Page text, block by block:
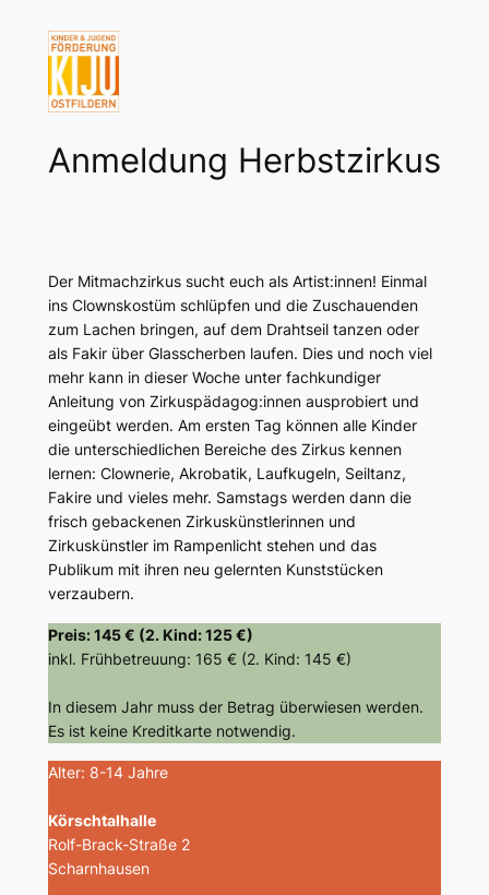
Inhalt
springen
Anmeldung Herbstzirkus
Der Mitmachzirkus sucht euch als Artist:innen! Einmal
ins Clownskostüm schlüpfen und die Zuschauenden
zum Lachen bringen, auf dem Drahtseil tanzen oder
als Fakir über Glasscherben laufen. Dies und noch viel
mehr kann in dieser Woche unter fachkundiger
Anleitung von Zirkuspädagog:innen ausprobiert und
eingeübt werden. Am ersten Tag können alle Kinder
die unterschiedlichen Bereiche des Zirkus kennen
lernen: Clownerie, Akrobatik, Laufkugeln, Seiltanz,
Fakire und vieles mehr. Samstags werden dann die
frisch gebackenen Zirkuskünstlerinnen und
Zirkuskünstler im Rampenlicht stehen und das
Publikum mit ihren neu gelernten Kunststücken
verzaubern.
Preis: 145 € (2. Kind: 125 €)
inkl. Frühbetreuung: 165 € (2. Kind: 145 €)
In diesem Jahr muss der Betrag überwiesen werden.
Es ist keine Kreditkarte notwendig.
Alter: 8-14 Jahre
Körschtalhalle
Rolf-Brack-Straße 2
Scharnhausen